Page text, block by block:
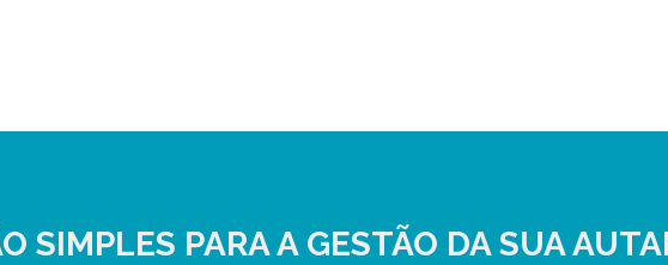
SIMPLES PARA A GESTÃO DA SUA